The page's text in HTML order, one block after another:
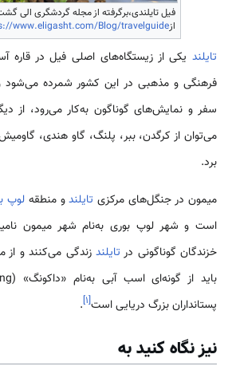
فیل تایلندی،برگرفته از مجله گردشگری الی
ازwww.eligasht.com/Blog/travelguide/
تایلند یکی از زیستگاه‌های اصلی فیل در قاره
فرهنگی و مذهبی در این کشور شمرده می‌شود
سفر و نمایش‌های گوناگون به‌کار می‌رود، از
می‌توان از کرگدن، ببر، پلنگ، گاو هندی،
برد.
میمون در جنگل‌های مرکزی تایلندو منطقهلوپ
است و شهر لوپ بوری به‌نام شهر میمون
خزندگان گوناگونی در تایلند زندگی می‌کنند و از
پستانداران بزرگ دریایی است[۱]
.
نیز نگاه کنید به